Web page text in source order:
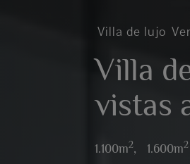
Villa de lujo
Villa
vistas
1.100m2, 1.600m2